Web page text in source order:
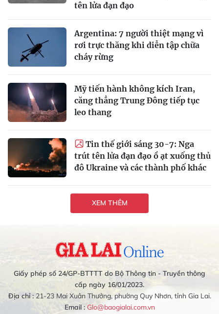
tên lửa đạn đạo
Argentina: 7 người thiệt mạng vì
rơi trực thăng khi diễn tập chữa
cháy rừng
Mỹ tiến hành không kích Iran,
căng thẳng Trung Đông tiếp tục
leo thang
Tin thế giới sáng 30-7: Nga
trút tên lửa đạn đạo ồ ạt xuống thủ
đô Ukraine và các thành phố khác
XEM THÊM
Giấy phép số 24/GP-BTTTT do Bộ Thông tin - Truyền thông
cấp ngày 16/01/2023.
Địa chỉ :21-23 Mai Xuân Thưởng, phường Quy Nhơn, tỉnh Gia Lai.
Email : Glo@baogialai.com.vn